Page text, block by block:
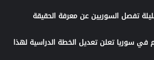
تفصل السوريين عن معرفة الحقيقة
في سوريا تعلن تعديل الخطة الدراسية لهذا